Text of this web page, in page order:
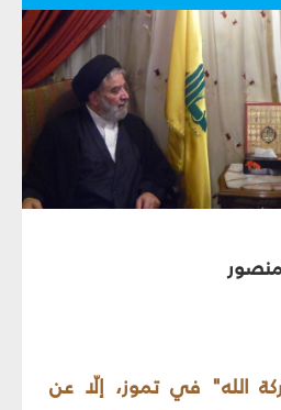
الله" في تموز، إلّا عن